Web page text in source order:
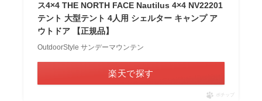
ス4×4 THE NORTH FACE Nautilus 4×4 NV22201
テント 大型テント 4人用 シェルター キャンプ ア
ウトドア 【正規品】
OutdoorStyle サンデーマウンテン
楽天で探す
ポチップ